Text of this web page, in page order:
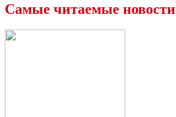
Петербурге
Самые читаемые новости